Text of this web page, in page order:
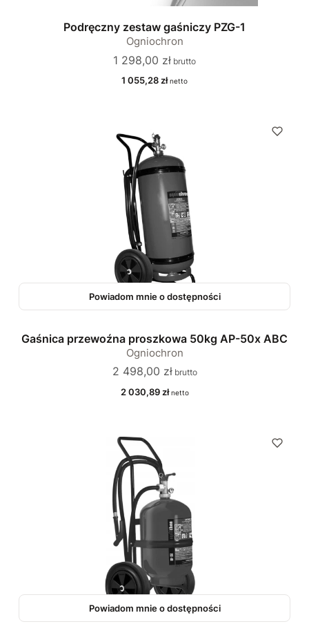
Podręczny zestaw gaśniczy PZG-1
Ogniochron
Cena
1 298,00 zł
Cena
1 055,28 zł
Powiadom mnie o dostępności
Gaśnica przewoźna proszkowa 50kg AP-50x ABC
Ogniochron
Cena
2 498,00 zł
Cena
2 030,89 zł
Powiadom mnie o dostępności